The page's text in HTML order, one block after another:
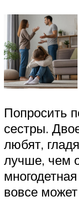
Попросить
сестры.
любят,
лучше, чем
вовсе